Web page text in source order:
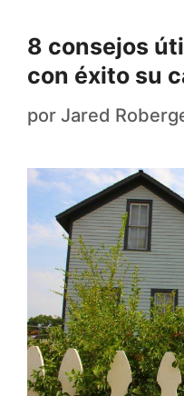
8 consejos
con éxito su
por Jared